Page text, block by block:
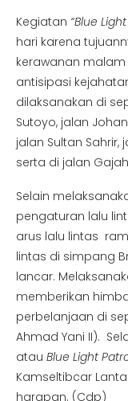
Kegiatan “Blue
hari karena
kerawanan
antisipasi
dilaksanakan di
Sutoyo, jalan
jalan Sultan
serta di jalan
Selain
pengaturan lalu
arus lalu lintas
lintas di simpang
lancar.
memberikan
perbelanjaan di
Ahmad Yani II).
atau Blue Light
Kamseltibcar
harapan. (Cdp)